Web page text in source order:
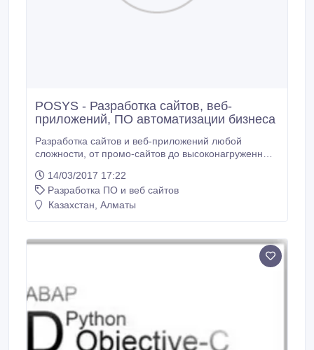
POSYS - Разработка сайтов, веб-
приложений, ПО автоматизации бизнеса
Разработка сайтов и веб-приложений любой
сложности, от промо-сайтов до высоконагруженных
платежных систем. Разработка ПО автоматизации
бизнес-процессов: - разработка узконаправленного
ПО на заказ; - разработка программного
систем автоматизации документооборота в бизнес-
14/03/2017 17:22
Разработка ПО и веб сайтов
Казахстан, Алматы